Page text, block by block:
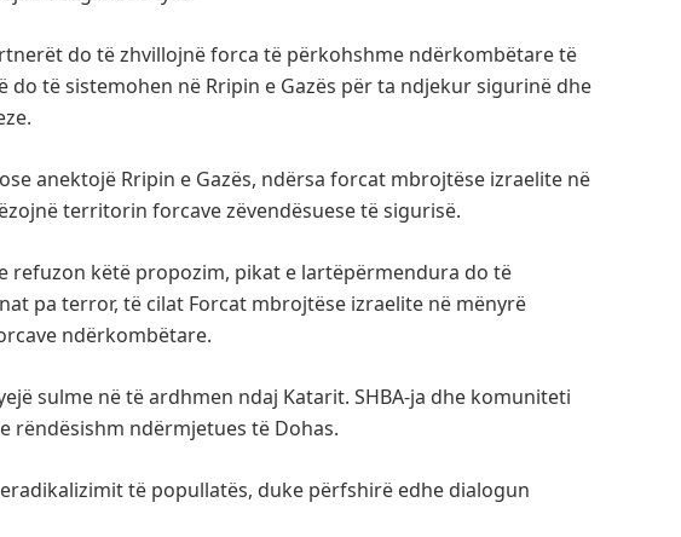
do të zhvillojnë forca të përkohshme ndërkombëtare të
do të sistemohen në Rripin e Gazës për ta ndjekur sigurinë dhe
anektojë Rripin e Gazës, ndërsa forcat mbrojtëse izraelite në
territorin forcave zëvendësuese të sigurisë.
refuzon këtë propozim, pikat e lartëpërmendura do të
pa terror, të cilat Forcat mbrojtëse izraelite në mënyrë
ndërkombëtare.
sulme në të ardhmen ndaj Katarit. SHBA-ja dhe komuniteti
rëndësishm ndërmjetues të Dohas.
të popullatës, duke përfshirë edhe dialogun